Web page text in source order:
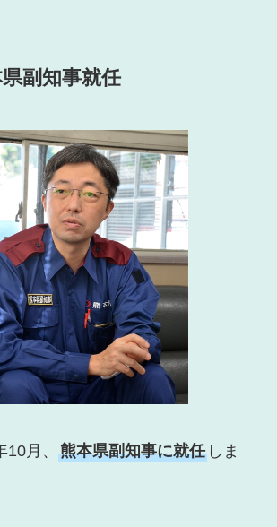
副知事就任
月、 熊本県副知事に就任しま